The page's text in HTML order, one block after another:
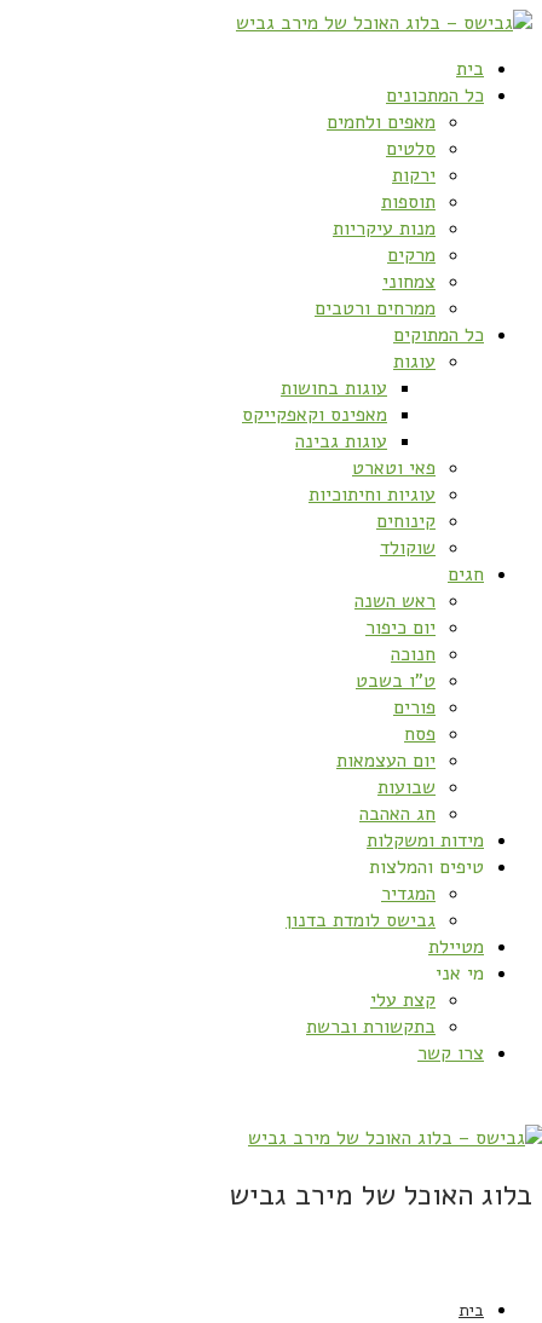
בית
כל המתכונים
מאפים ולחמים
סלטים
ירקות
תוספות
מנות עיקריות
מרקים
צמחוני
ממרחים ורטבים
כל המתוקים
עוגות
עוגות בחושות
מאפינס וקאפקייקס
עוגות גבינה
פאי וטארט
עוגיות וחיתוכיות
קינוחים
שוקולד
חגים
ראש השנה
יום כיפור
חנוכה
ט”ו בשבט
פורים
פסח
יום העצמאות
שבועות
חג האהבה
מידות ומשקלות
טיפים והמלצות
המגדיר
גבישס לומדת בדנון
מטיילת
מי אני
קצת עלי
בתקשורת וברשת
צרו קשר
בלוג האוכל של מירב גביש
בית